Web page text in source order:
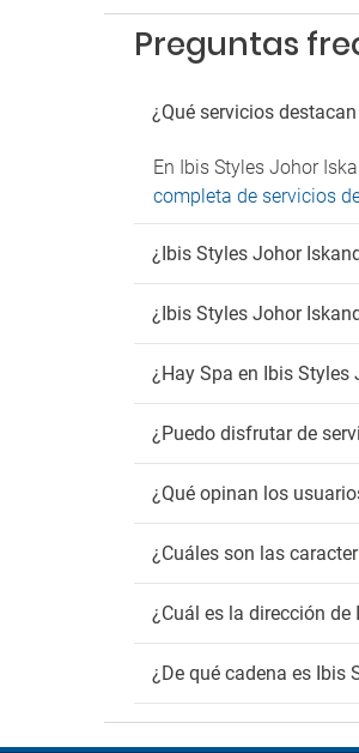
Preguntas
¿Qué servicios
En Ibis Styles Johor
completa de servicios
¿Ibis Styles Johor
¿Ibis Styles Johor
¿Hay Spa en Ibis Styles
¿Puedo disfrutar de
¿Qué opinan los
¿Cuáles son las
¿Cuál es la dirección
¿De qué cadena es Ibis